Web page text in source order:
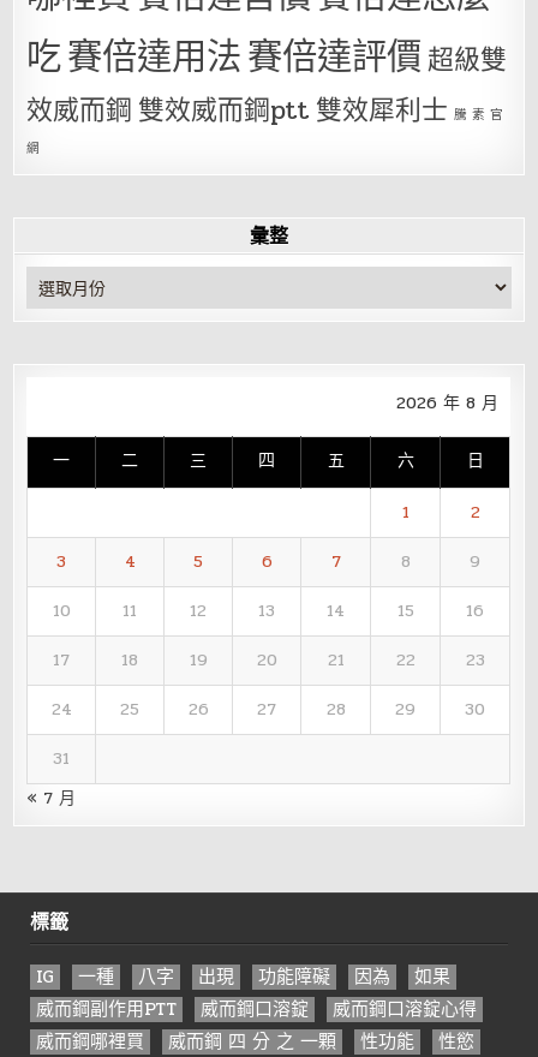
吃賽倍達用法賽倍達評價超級雙
效威而鋼 雙效威而鋼ptt 雙效犀利士 騰 素 官
網
彙整
彙
整
2026 年 8 月
一 二 三 四 五 六 日
1
2
3
4 5 6 7 8
9
10
11 12 13 14 15
16
17
18 19 20 21 22
23
24
25 26 27 28 29
30
31
« 7 月
標籤
IG 一種 八字 出現 功能障礙 因為
如果
威而鋼副作用PTT
威而鋼口溶錠
威而鋼口溶錠心得
威而鋼哪裡買
威而鋼 四 分 之 一顆 性功能
性慾